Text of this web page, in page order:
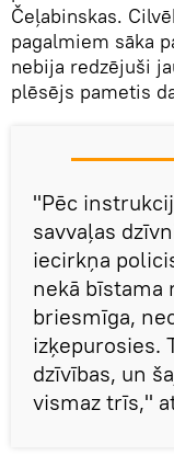
Čeļabinskas.
pagalmiem sāka
nebija redzējuši
plēsējs pametis
"Pēc
savvaļas
iecirkņa
nekā bīstama
briesmīga,
izķepurosies.
dzīvības, un
vismaz trīs,"